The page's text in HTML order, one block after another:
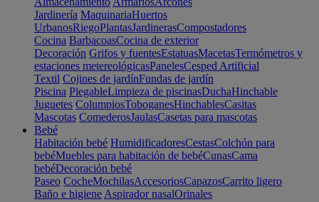
Jardinería MaquinariaHuertos
UrbanosRiegoPlantasJardinerasCompostadores
Cocina BarbacoasCocina de exterior
Decoración Grifos y fuentesEstatuasMacetasTermómetros y
estaciones metereológicasPanelesCesped Artificial
Textil Cojines de jardínFundas de jardín
Piscina PlegableLimpieza de piscinasDuchaHinchable
Juguetes ColumpiosToboganesHinchablesCasitas
Mascotas ComederosJaulasCasetas para mascotas
Bebé
Habitación bebé HumidificadoresCestasColchón para
bebéMuebles para habitación de bebéCunasCama
bebéDecoración bebé
Paseo CocheMochilasAccesoriosCapazosCarrito ligero
Baño e higiene Aspirador nasalOrinales